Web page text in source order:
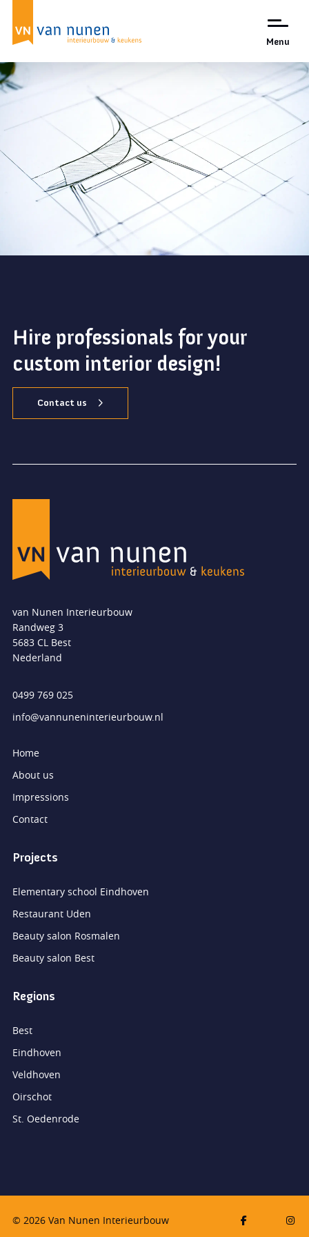
Menu
Onze algemene
voorwaarden
Hire professionals for your
custom interior design!
Contact us
van Nunen Interieurbouw
Randweg 3
5683 CL Best
Nederland
0499 769 025
info@vannuneninterieurbouw.nl
Home
About us
Impressions
Contact
Projects
Elementary school Eindhoven
Restaurant Uden
Beauty salon Rosmalen
Beauty salon Best
Regions
Best
Eindhoven
Veldhoven
Oirschot
St. Oedenrode
© 2026 Van Nunen Interieurbouw